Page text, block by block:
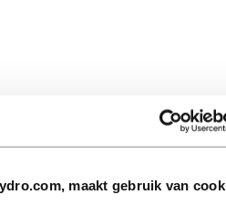
maakt gebruik van